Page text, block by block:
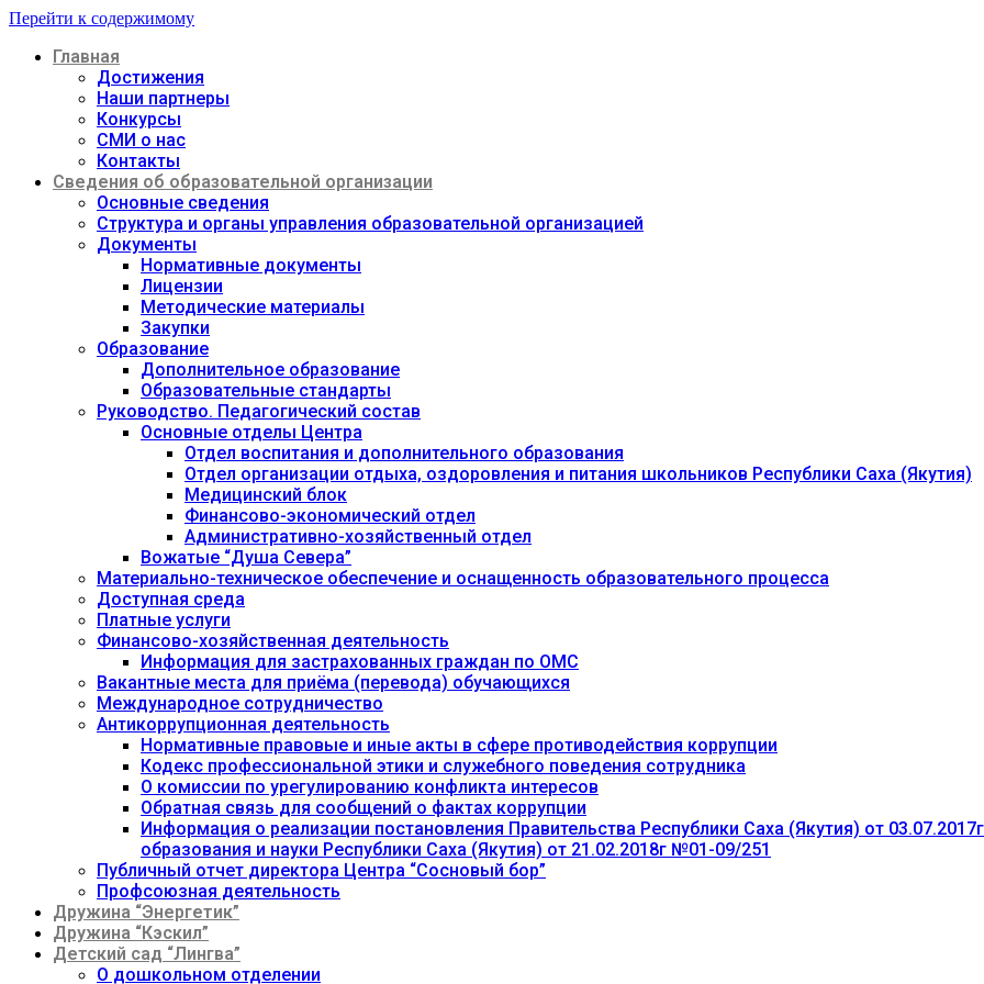
Перейти к содержимому
Главная
Достижения
Наши партнеры
Конкурсы
СМИ о нас
Контакты
Сведения об образовательной организации
Основные сведения
Структура и органы управления образовательной организацией
Документы
Нормативные документы
Лицензии
Методические материалы
Закупки
Образование
Дополнительное образование
Образовательные стандарты
Руководство. Педагогический состав
Основные отделы Центра
Отдел воспитания и дополнительного образования
Отдел организации отдыха, оздоровления и питания школьников Республики Саха (Якутия)
Медицинский блок
Финансово-экономический отдел
Административно-хозяйственный отдел
Вожатые “Душа Севера”
Материально-техническое обеспечение и оснащенность образовательного процесса
Доступная среда
Платные услуги
Финансово-хозяйственная деятельность
Информация для застрахованных граждан по ОМС
Вакантные места для приёма (перевода) обучающихся
Международное сотрудничество
Антикоррупционная деятельность
Нормативные правовые и иные акты в сфере противодействия коррупции
Кодекс профессиональной этики и служебного поведения сотрудника
О комиссии по урегулированию конфликта интересов
Обратная связь для сообщений о фактах коррупции
Информация о реализации постановления Правительства Республики Саха (Якутия) от
образования и науки Республики Саха (Якутия) от 21.02.2018г №01-09/251
Публичный отчет директора Центра “Сосновый бор”
Профсоюзная деятельность
Дружина “Энергетик”
Дружина “Кэскил”
Детский сад “Лингва”
О дошкольном отделении